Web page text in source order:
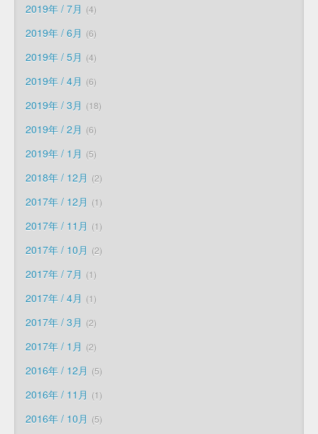
2019年 / 7月 4
2019年 / 6月 6
2019年 / 5月 4
2019年 / 4月 6
2019年 / 3月 18
2019年 / 2月 6
2019年 / 1月 5
2018年 / 12月 2
2017年 / 12月 1
2017年 / 11月 1
2017年 / 10月 2
2017年 / 7月 1
2017年 / 4月 1
2017年 / 3月 2
2017年 / 1月 2
2016年 / 12月 5
2016年 / 11月 1
2016年 / 10月 5